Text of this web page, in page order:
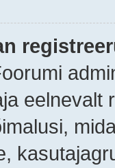
eelnevalt